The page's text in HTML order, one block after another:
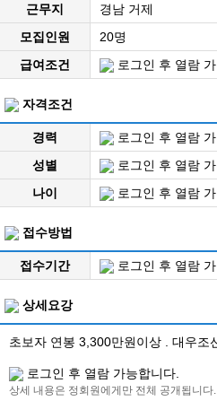
근무지
경남 거제
모집인원
20명
급여조건
로그인 후 열람
자격조건
경력
로그인 후 열람
성별
로그인 후 열람
나이
로그인 후 열람
접수방법
접수기간 로그인 후 열람
상세요강
초보자 연봉 3,300만원이상 . 대우조
로그인 후 열람 가능합니다.
상세 내용은 정회원에게만 전체 공개됩니다.